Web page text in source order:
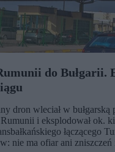
do Bułgarii.
dron wleciał w bułgarską
i eksplodował ok.
łączącego
nie ma ofiar ani